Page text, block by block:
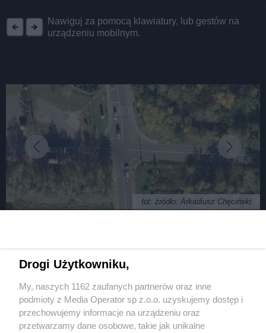
Nawiguj za pomocą klawiatury, lub gestów na
urządzeniu mobilnym.
fot: źródło: Arkadiusz Chęciński
Porąbce (Juliusz) i ulicy Wileńskiej gotowe. Dziś
„przekładka” ruchu na drugą stronę
16 / 17
Wydawca mediów lokalnych
Drogi Użytkowniku,
My, naszych 1162 zaufanych partnerów oraz inne
podmioty z Media Operator sp z.o.o. uzyskujemy dostęp i
przechowujemy informacje na urządzeniu oraz
przetwarzamy dane osobowe, takie jak unikalne